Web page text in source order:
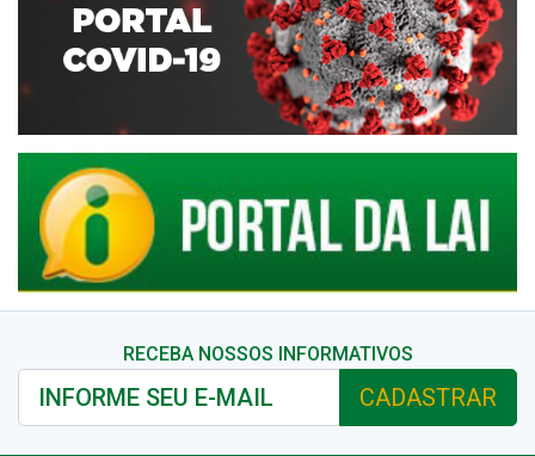
RECEBA NOSSOS INFORMATIVOS
CADASTRAR